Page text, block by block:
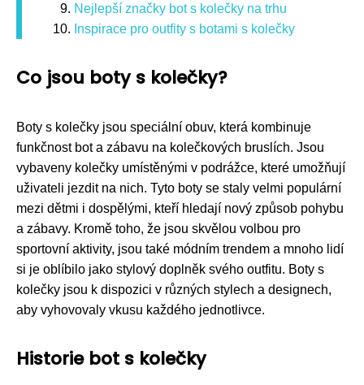
Nejlepší značky bot s kolečky na trhu
Inspirace pro outfity s botami s kolečky
Co jsou boty s kolečky?
Boty s kolečky jsou speciální obuv, která kombinuje
funkčnost bot a zábavu na kolečkových bruslích. Jsou
vybaveny kolečky umístěnými v podrážce, které umožňují
uživateli jezdit na nich. Tyto boty se staly velmi populární
mezi dětmi i dospělými, kteří hledají nový způsob pohybu
a zábavy. Kromě toho, že jsou skvělou volbou pro
sportovní aktivity, jsou také módním trendem a mnoho lidí
si je oblíbilo jako stylový doplněk svého outfitu. Boty s
kolečky jsou k dispozici v různých stylech a designech,
aby vyhovovaly vkusu každého jednotlivce.
Historie bot s kolečky